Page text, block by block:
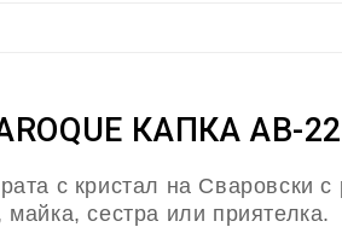
КАПКА AB-
с кристал на Сваровски
сестра или приятелка.